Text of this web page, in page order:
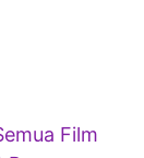
Film